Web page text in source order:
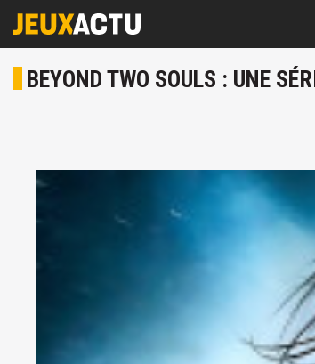
BEYOND TWO SOULS : UNE